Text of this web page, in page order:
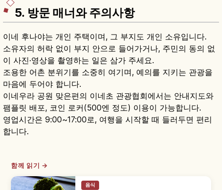
5. 방문 매너와 주의사항
이네 후나야는 개인 주택이며, 그 부지도 개인 소유입니다.
소유자의 허락 없이 부지 안으로 들어가거나, 주민의 동의 없
이 사진·영상을 촬영하는 일은 삼가 주세요.
조용한 어촌 분위기를 소중히 여기며, 예의를 지키는 관광을
마음에 두어야 합니다.
이네우라 공원 맞은편의 이네초 관광협회에서는 안내지도와
팸플릿 배포, 코인 로커(500엔 정도) 이용이 가능합니다.
영업시간은 9:00~17:00로, 여행을 시작할 때 들러두면 편리
합니다.
함께 읽기 →
음식